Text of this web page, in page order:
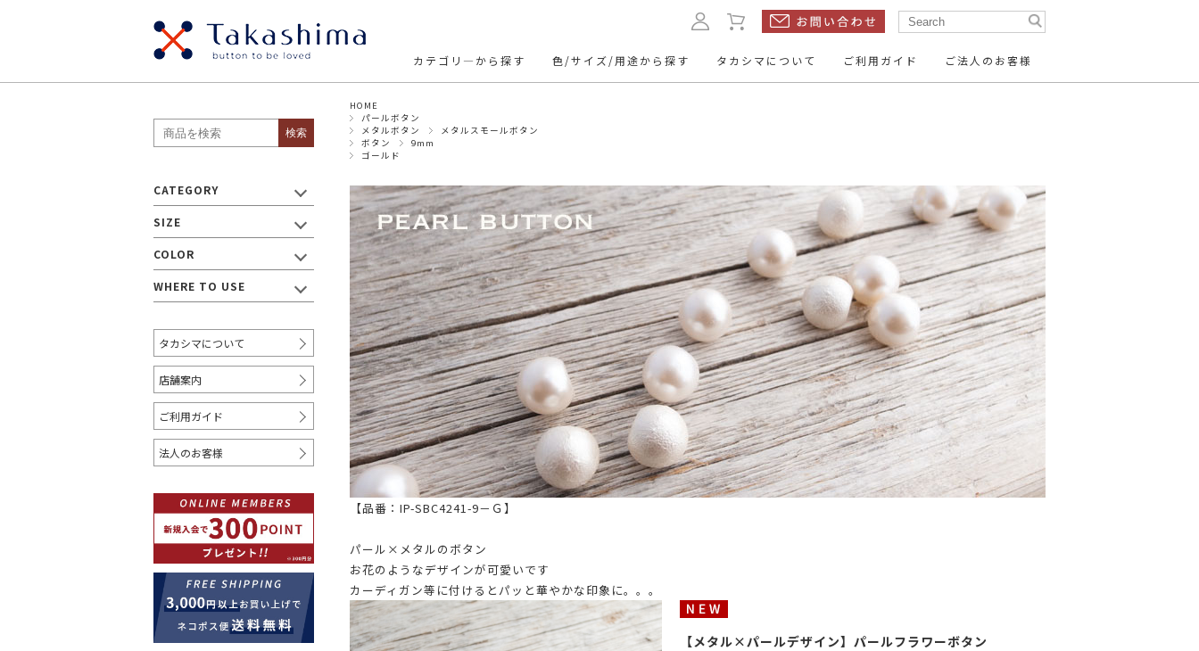
カテゴリ―から探す
貝ボタン メタルボタン
スナップボタン
ウッドボタン ナットボタン ミリタリーボタン トグルボタン
ビジューボタン ヴィンテージボタン アクセサリーパーツ
色/サイズ/用途から探す
SIZE
・ボタン
～12mm
～16mm
17mm
～18mm
19mm
20mm
～21mm
23mm
24mm
～25mm
26mm
～30mm
35mm
・リボン/テープ
～9mm 10mm～ 12mm～ 15mm～
20mm～ 30mm～ 40mm～ 50mm～
・パーツ
～9mm 10mm～ 15mm～ 20mm～
30mm～ 40mm～ 50mm～
COLOR
ベージュ ブラック グレー ブラウン グリーン ブルー ネイビー パープル イエロー ピンク
レッド オレンジ
WHERE TO USE
シャツ コート ジャケットスーツ アクセサリー ニット
タカシマについて ご利用ガイド ご法人のお客様
HOME
パールボタン
メタルボタン
メタルスモールボタン
ボタン
9mm
ゴールド
【品番：IP-SBC4241-9－Ｇ】
パール×メタルのボタン
お花のようなデザインが可愛いです
カーディガン等に付けるとパッと華やかな印象に。。。
【メタル×パールデザイン】パールフラワーボタン
検索
CATEGORY
SIZE
COLOR
WHERE TO USE
タカシマについて
店舗案内
ご利用ガイド
法人のお客様